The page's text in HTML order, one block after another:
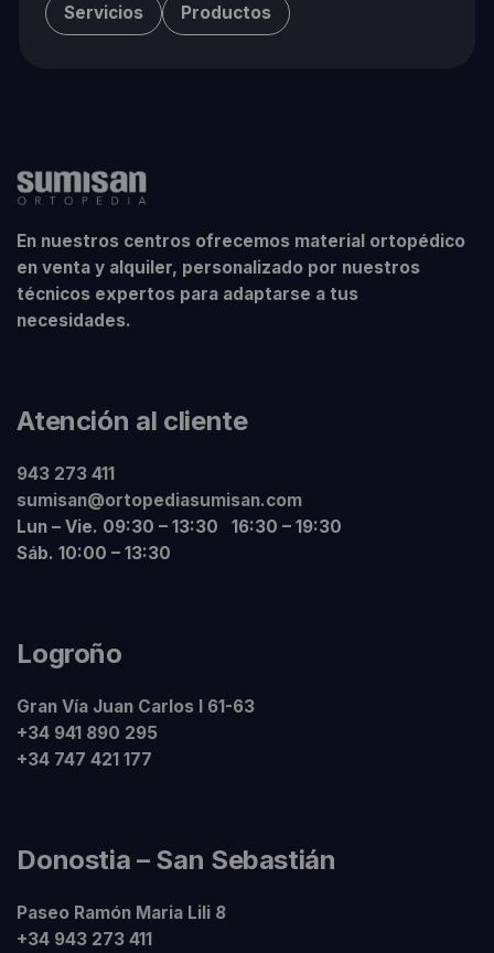
Servicios Productos
En nuestros centros ofrecemos material ortopédico
en venta y alquiler, personalizado por nuestros
técnicos expertos para adaptarse a tus
necesidades.
Atención al cliente
943 273 411
sumisan@ortopediasumisan.com
Lun – Vie. 09:30 – 13:30 16:30 – 19:30
Sáb. 10:00 – 13:30
Logroño
Gran Vía Juan Carlos I 61-63
+34 941 890 295
+34 747 421 177
Donostia – San Sebastián
Paseo Ramón Maria Lili 8
+34 943 273 411